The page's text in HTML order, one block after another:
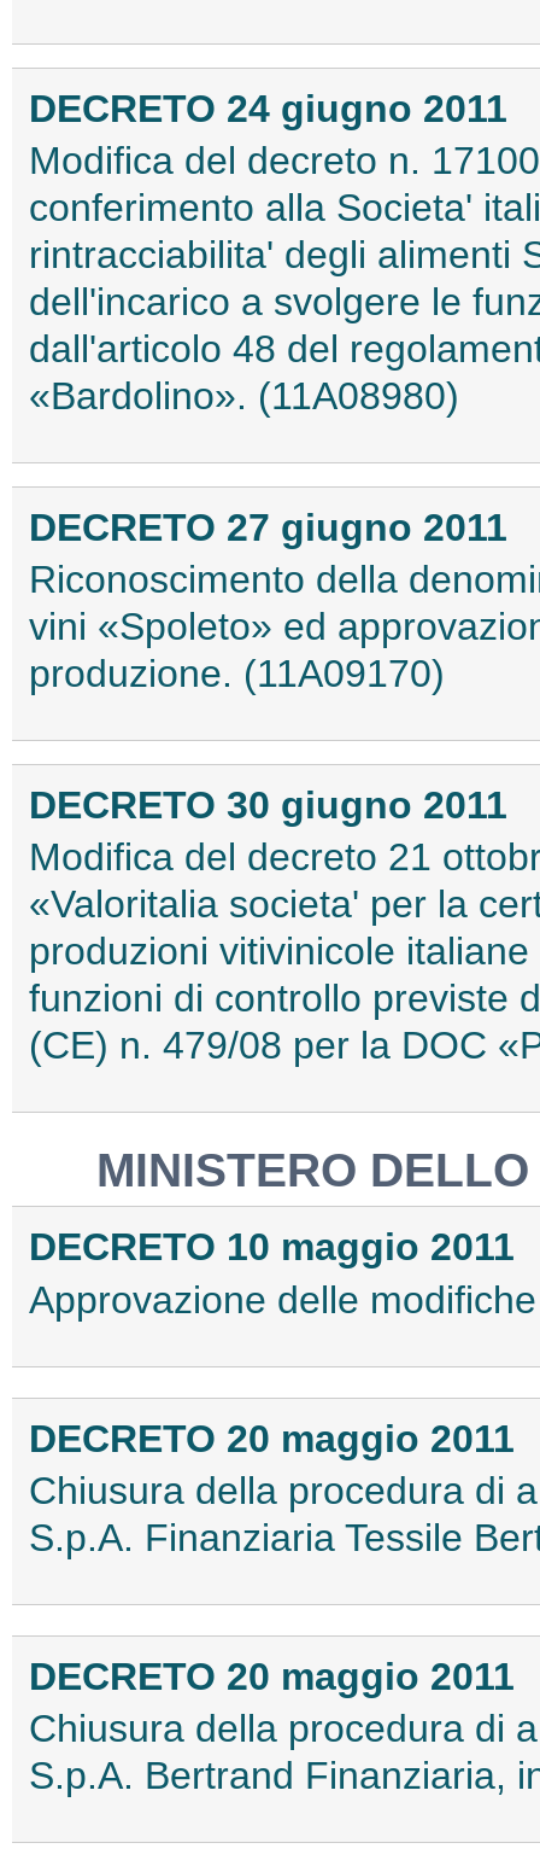
DECRETO 24 giugno 2011
Modifica del decreto n.
conferimento alla Societa'
rintracciabilita' degli alimenti
dell'incarico a svolgere le
dall'articolo 48 del
«Bardolino». (11A08980)
DECRETO 27 giugno 2011
Riconoscimento della
vini «Spoleto» ed
produzione. (11A09170)
DECRETO 30 giugno 2011
Modifica del decreto 21
«Valoritalia societa' per la
produzioni vitivinicole
funzioni di controllo previste
(CE) n. 479/08 per la DOC
MINISTERO
DECRETO 10 maggio 2011
Approvazione delle
DECRETO 20 maggio 2011
Chiusura della procedura di
S.p.A. Finanziaria Tessile
DECRETO 20 maggio 2011
Chiusura della procedura di
S.p.A. Bertrand Finanziaria,